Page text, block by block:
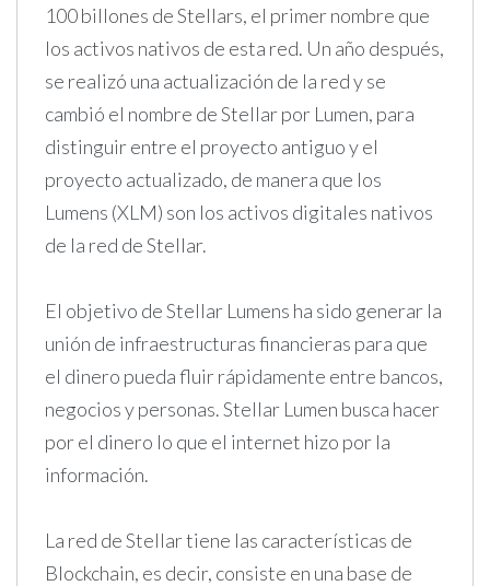
100 billones de Stellars, el primer nombre que
los activos nativos de esta red. Un año después,
se realizó una actualización de la red y se
cambió el nombre de Stellar por Lumen, para
distinguir entre el proyecto antiguo y el
proyecto actualizado, de manera que los
Lumens (XLM) son los activos digitales nativos
de la red de Stellar.
El objetivo de Stellar Lumens ha sido generar la
unión de infraestructuras financieras para que
el dinero pueda fluir rápidamente entre bancos,
negocios y personas. Stellar Lumen busca hacer
por el dinero lo que el internet hizo por la
información.
La red de Stellar tiene las características de
Blockchain, es decir, consiste en una base de